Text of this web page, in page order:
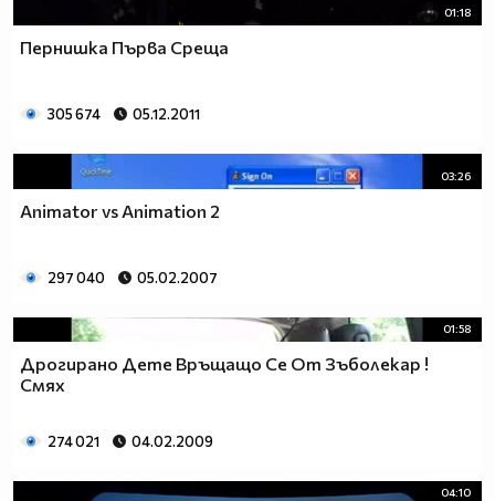
01:18
Пернишка Първа Среща
305 674 05.12.2011
03:26
Animator vs Animation 2
297 040 05.02.2007
01:58
Дрогирано Дете Връщащо Се От Зъболекар !
Смях
274 021 04.02.2009
04:10